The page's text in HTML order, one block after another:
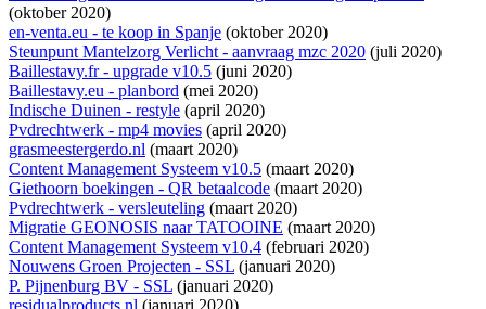
(oktober 2020)
en-venta.eu - te koop in Spanje (oktober 2020)
Steunpunt Mantelzorg Verlicht - aanvraag mzc 2020 (juli 2020)
Baillestavy.fr - upgrade v10.5 (juni 2020)
Baillestavy.eu - planbord (mei 2020)
Indische Duinen - restyle (april 2020)
Pvdrechtwerk - mp4 movies (april 2020)
grasmeestergerdo.nl (maart 2020)
Content Management Systeem v10.5 (maart 2020)
Giethoorn boekingen - QR betaalcode (maart 2020)
Pvdrechtwerk - versleuteling (maart 2020)
Migratie GEONOSIS naar TATOOINE (maart 2020)
Content Management Systeem v10.4 (februari 2020)
Nouwens Groen Projecten - SSL (januari 2020)
P. Pijnenburg BV - SSL (januari 2020)